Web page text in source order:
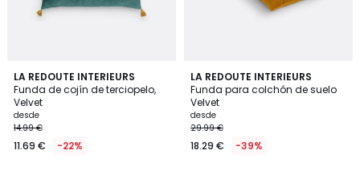
LA REDOUTE INTERIEURS
Funda de cojín de terciopelo,
Velvet
desde
14.99 €
11.69 € -22%
4,6
/ 5
10
Colores
LA REDOUTE INTERIEURS
Funda para colchón de suelo
Velvet
desde
29.99 €
18.29 € -39%
4,7
/ 5
4
Colores